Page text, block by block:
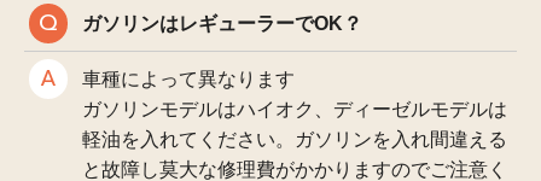
ガソリンはレギューラーでOK？
車種によって異なります
ガソリンモデルはハイオク、ディーゼルモデルは
軽油を入れてください。ガソリンを入れ間違える
と故障し莫大な修理費がかかりますのでご注意く